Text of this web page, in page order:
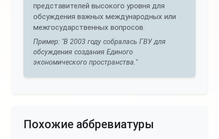
представителей высокого уровня для
обсуждения важных международных или
межгосударственных вопросов.
Пример: "В 2003 году собралась ГВУ для
обсуждения создания Единого
экономического пространства."
Похожие аббревиатуры